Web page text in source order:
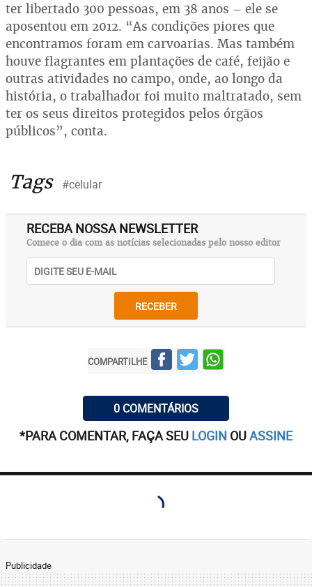
ter libertado 300 pessoas, em 38 anos – ele se
aposentou em 2012. “As condições piores que
encontramos foram em carvoarias. Mas também
houve flagrantes em plantações de café, feijão e
outras atividades no campo, onde, ao longo da
história, o trabalhador foi muito maltratado, sem
ter os seus direitos protegidos pelos órgãos
públicos”, conta.
Tags #celular
RECEBA NOSSA NEWSLETTER
Comece o dia com as notícias selecionadas pelo nosso editor
RECEBER
COMPARTILHE
0 COMENTÁRIOS
*PARA COMENTAR, FAÇA SEU LOGIN OUASSINE
Publicidade